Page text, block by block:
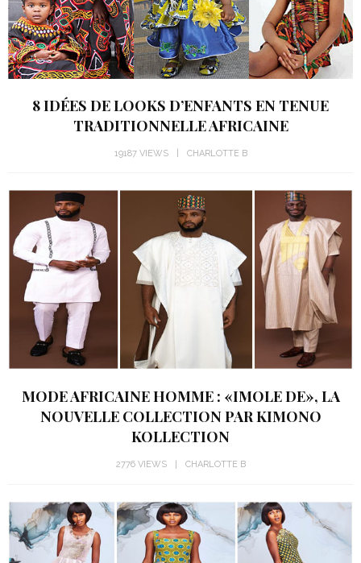
8 IDÉES DE LOOKS D’ENFANTS EN TENUE
TRADITIONNELLE AFRICAINE
19187 VIEWS CHARLOTTE B
MODE AFRICAINE HOMME : «IMOLE DE», LA
NOUVELLE COLLECTION PAR KIMONO
KOLLECTION
2776 VIEWS CHARLOTTE B